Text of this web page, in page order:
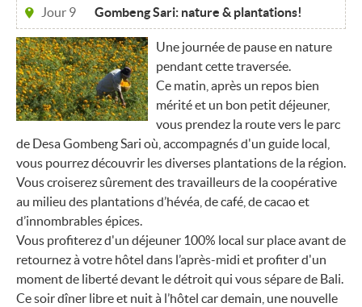
Jour 9 Gombeng Sari: nature & plantations!
Une journée de pause en nature
pendant cette traversée.
Ce matin, après un repos bien
mérité et un bon petit déjeuner,
vous prendez la route vers le parc
de Desa Gombeng Sari où, accompagnés d'un guide local,
vous pourrez découvrir les diverses plantations de la région.
Vous croiserez sûrement des travailleurs de la coopérative
au milieu des plantations d’hévéa, de café, de cacao et
d’innombrables épices.
Vous profiterez d'un déjeuner 100% local sur place avant de
retournez à votre hôtel dans l’après-midi et profiter d'un
moment de liberté devant le détroit qui vous sépare de Bali.
Ce soir dîner libre et nuit à l’hôtel car demain, une nouvelle